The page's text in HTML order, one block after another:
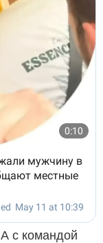
с командой